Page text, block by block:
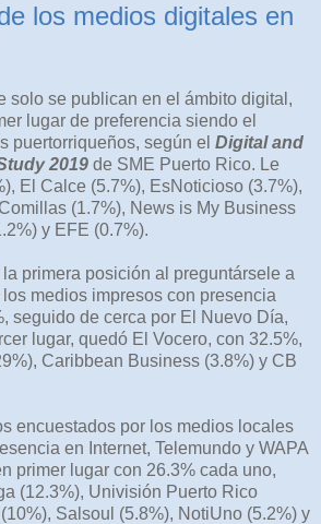
los medios digitales en
solo se publican en el ámbito digital,
lugar de preferencia siendo el
puertorriqueños, según el Digital and
2019 de SME Puerto Rico. Le
El Calce (5.7%), EsNoticioso (3.7%),
(1.7%), News is My Business
y EFE (0.7%).
primera posición al preguntársele a
medios impresos con presencia
seguido de cerca por El Nuevo Día,
lugar, quedó El Vocero, con 32.5%,
Caribbean Business (3.8%) y CB
encuestados por los medios locales
en Internet, Telemundo y WAPA
primer lugar con 26.3% cada uno,
(12.3%), Univisión Puerto Rico
Salsoul (5.8%), NotiUno (5.2%) y